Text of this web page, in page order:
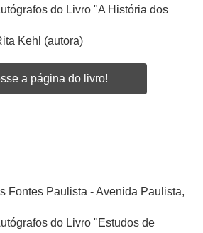
do Livro "A História dos
Kehl (autora)
a página do livro!
Fontes Paulista - Avenida Paulista,
do Livro "Estudos de